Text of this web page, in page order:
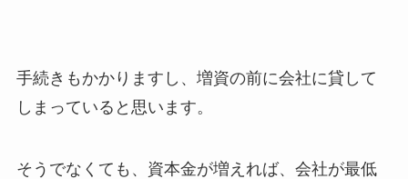
手続きもかかりますし、増資の前に会社に貸して
しまっていると思います。
そうでなくても、資本金が増えれば、会社が最低